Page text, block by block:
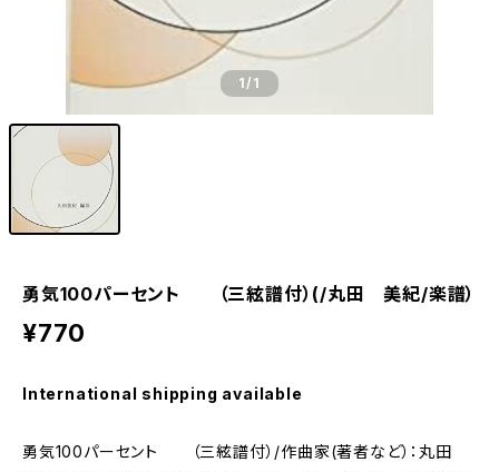
1/1
勇気100パーセント （三絃譜付）(/丸田 美紀/楽譜）
¥770
International shipping available
勇気100パーセント （三絃譜付）/作曲家(著者など）：丸田